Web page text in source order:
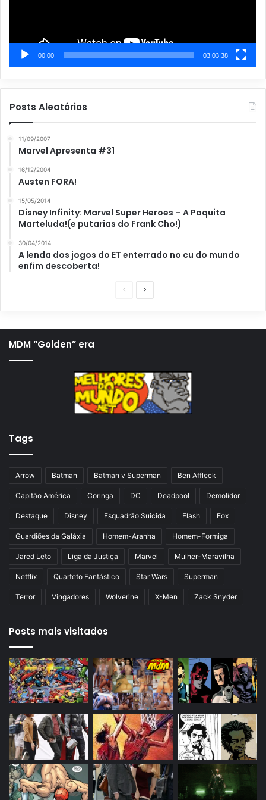
00:00 03:03:38
Posts Aleatórios
11/09/2007
Marvel Apresenta #31
16/12/2004
Austen FORA!
15/05/2014
Disney Infinity: Marvel Super Heroes – A Paquita
Marteluda!(e putarias do Frank Cho!)
30/04/2014
A lenda dos jogos do ET enterrado no cu do mundo
enfim descoberta!
a
a
n
m
a
p
n
MDM “Golden” era
Tags
Arrow Batman Batman v Superman Ben Affleck
Capitão América Coringa DC Deadpool Demolidor
Destaque Disney Esquadrão Suicida Flash Fox
Guardiões da Galáxia Homem-Aranha Homem-Formiga
Jared Leto Liga da Justiça Marvel Mulher-Maravilha
Netflix Quarteto Fantástico Star Wars Superman
Terror Vingadores Wolverine X-Men Zack Snyder
Posts mais visitados